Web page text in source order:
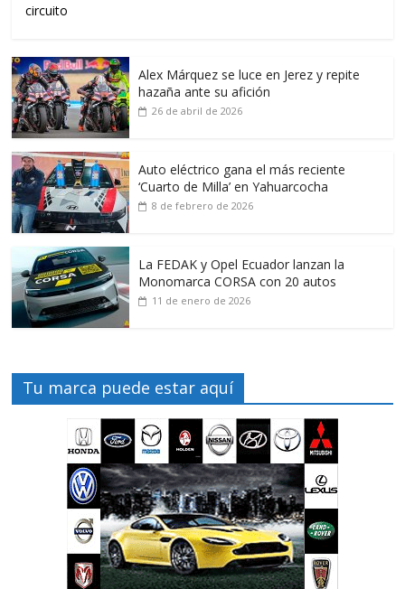
circuito
Alex Márquez se luce en Jerez y repite
hazaña ante su afición
26 de abril de 2026
Auto eléctrico gana el más reciente
‘Cuarto de Milla’ en Yahuarcocha
8 de febrero de 2026
La FEDAK y Opel Ecuador lanzan la
Monomarca CORSA con 20 autos
11 de enero de 2026
Tu marca puede estar aquí